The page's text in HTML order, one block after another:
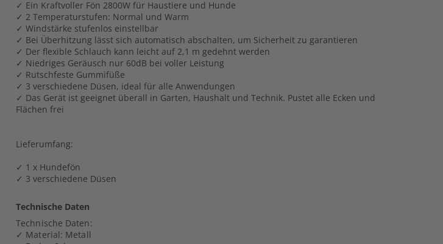
✓ Ein Kraftvoller Fön 2800W für Haustiere und Hunde
✓ 2 Temperaturstufen: Normal und Warm
✓ Windstärke stufenlos einstellbar
✓ Bei Überhitzung lässt sich automatisch abschalten, um Sicherheit zu garantieren
✓ Der flexible Schlauch kann leicht auf 2,1 m gedehnt werden
✓ Niedriges Geräusch nur 60dB bei voller Leistung
✓ Rutschfeste Gummifüße
✓ 3 verschiedene Düsen, ideal für alle Anwendungen
✓ Das Gerät ist geeignet überall in Garten, Haushalt und Technik. Pustet alle Ecken und
Flächen frei
Lieferumfang:
✓ 1 x Hundefön
✓ 3 verschiedene Düsen
Technische Daten
Technische Daten:
✓ Material: Metall